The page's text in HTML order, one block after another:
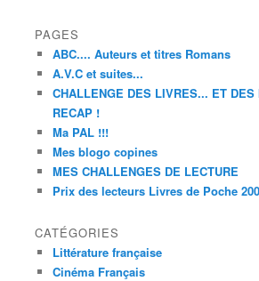
PAGES
ABC.... Auteurs et titres Romans
A.V.C et suites...
CHALLENGE DES LIVRES... ET
RECAP !
Ma PAL !!!
Mes blogo copines
MES CHALLENGES DE LECTURE
Prix des lecteurs Livres de Poche
CATÉGORIES
Littérature française
Cinéma Français